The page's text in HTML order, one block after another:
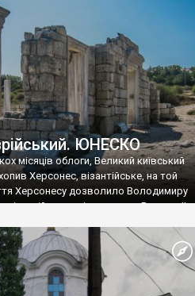
викрадені з фондів об’єкту
ЮНЕСКО «Херсонеса Таврійського».
«Золото Візантії», але експерти та
це лише […]
ЮНЕСКО
місяців облоги, Великий київський
Херсонес, візантійське, на той
Херсонесу дозволило Володимиру
візантійському імператору Василю ІІ,
язичник, став Василем-
було Хрещення Русі. На честь
названо місто […]